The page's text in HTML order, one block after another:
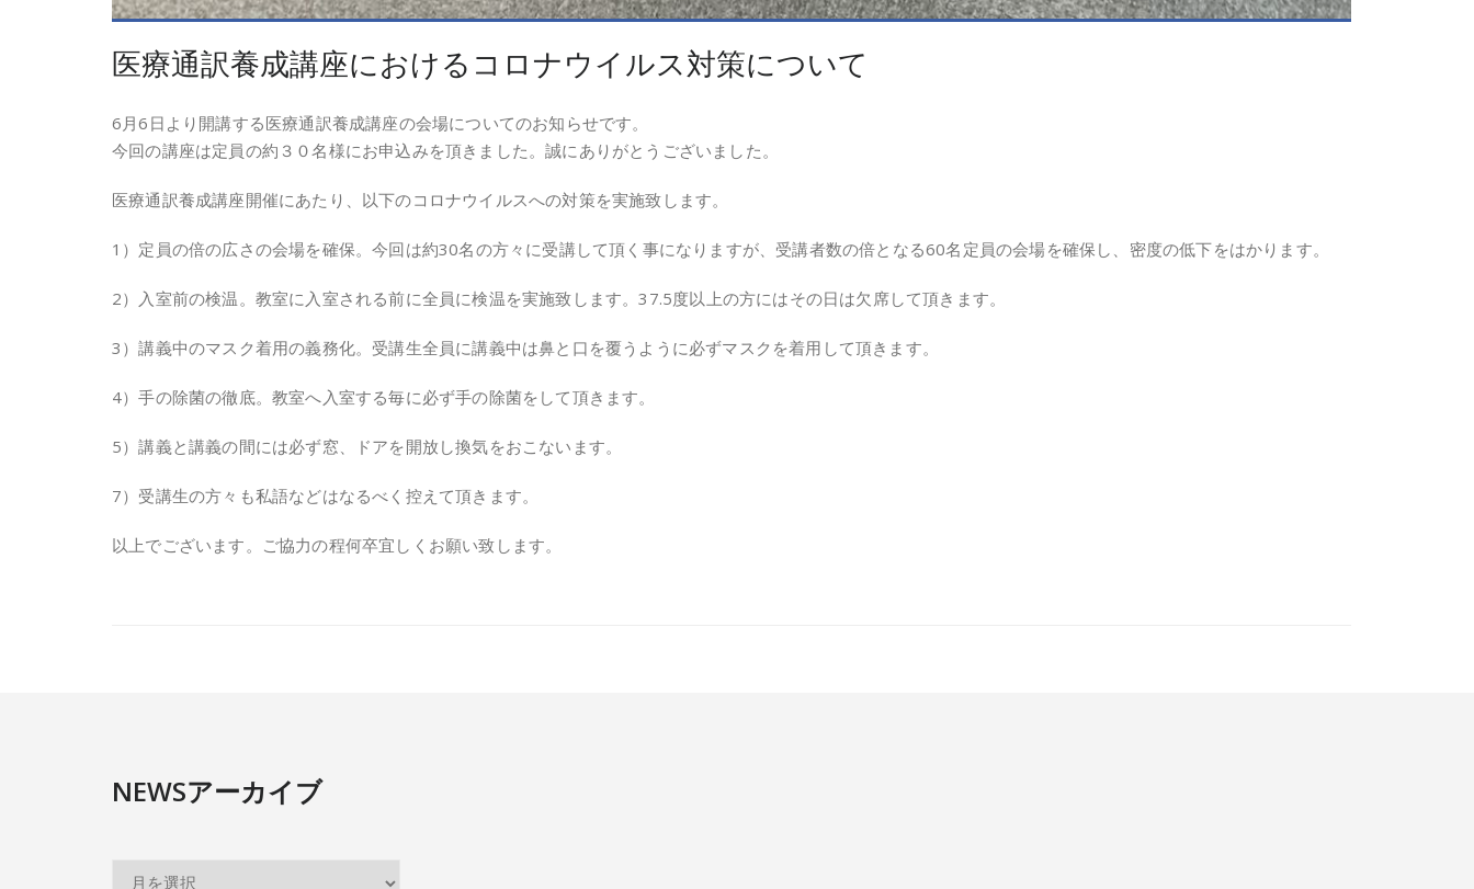
医療通訳養成講座におけるコロナウイルス対策について
6月6日より開講する医療通訳養成講座の会場についてのお知らせです。
今回の講座は定員の約３０名様にお申込みを頂きました。誠にありがとうございました。
医療通訳養成講座開催にあたり、以下のコロナウイルスへの対策を実施致します。
1）定員の倍の広さの会場を確保。今回は約30名の方々に受講して頂く事になりますが、受講者数の倍となる60名定員の会場を確保し、密度の低下をはかります。
2）入室前の検温。教室に入室される前に全員に検温を実施致します。37.5度以上の方にはその日は欠席して頂きます。
3）講義中のマスク着用の義務化。受講生全員に講義中は鼻と口を覆うように必ずマスクを着用して頂きます。
4）手の除菌の徹底。教室へ入室する毎に必ず手の除菌をして頂きます。
5）講義と講義の間には必ず窓、ドアを開放し換気をおこないます。
7）受講生の方々も私語などはなるべく控えて頂きます。
以上でございます。ご協力の程何卒宜しくお願い致します。
NEWSアーカイブ